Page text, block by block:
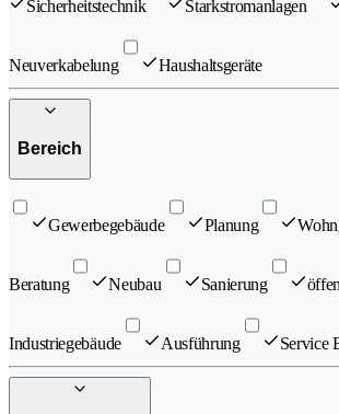
Sicherheitstechnik Starkstromanlagen
Neuverkabelung Haushaltsgeräte
Bereich
Gewerbegebäude Planung
Beratung Neubau Sanierung
Industriegebäude Ausführung Service